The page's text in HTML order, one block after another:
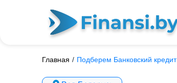
Главная / Подберем Банковский кредит